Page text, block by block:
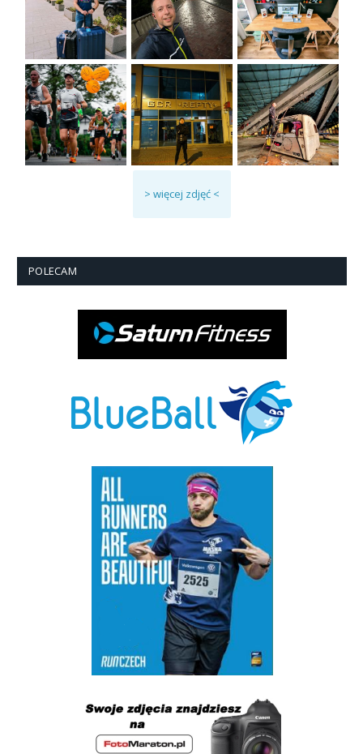
> więcej zdjęć <
POLECAM